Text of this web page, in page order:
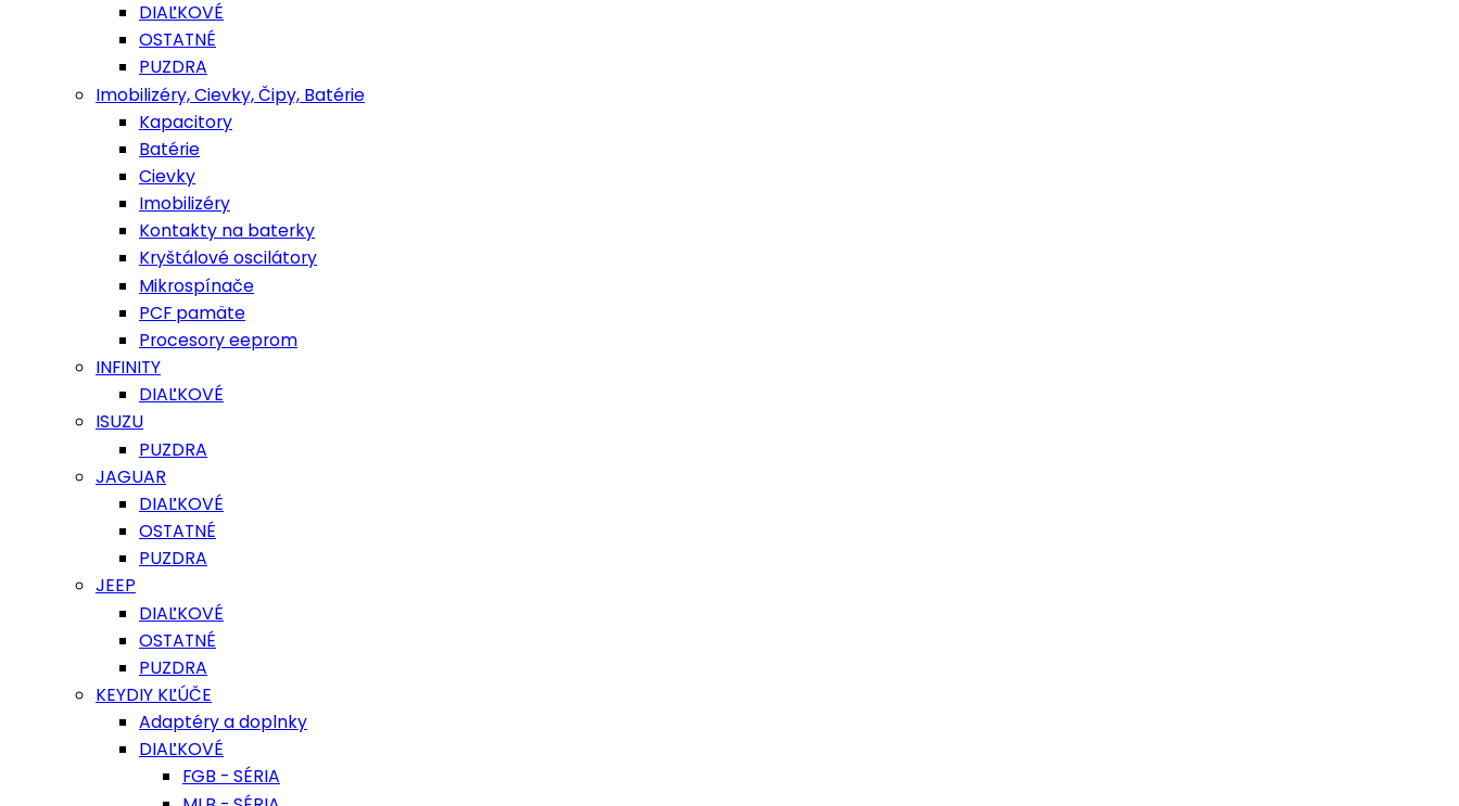
DIAĽKOVÉ
OSTATNÉ
PUZDRA
Imobilizéry, Cievky, Čipy, Batérie
Kapacitory
Batérie
Cievky
Imobilizéry
Kontakty na baterky
Kryštálové oscilátory
Mikrospínače
PCF pamäte
Procesory eeprom
INFINITY
DIAĽKOVÉ
ISUZU
PUZDRA
JAGUAR
DIAĽKOVÉ
OSTATNÉ
PUZDRA
JEEP
DIAĽKOVÉ
OSTATNÉ
PUZDRA
KEYDIY KĽÚČE
Adaptéry a doplnky
DIAĽKOVÉ
FGB - SÉRIA